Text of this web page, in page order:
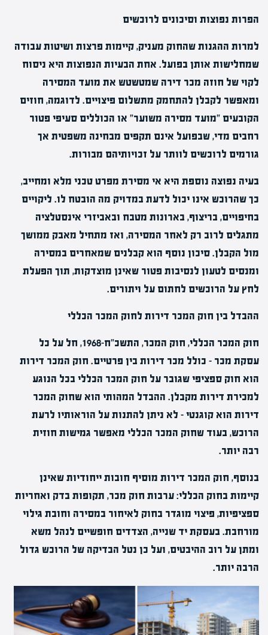
הפרות נפוצות וסיכונים לרוכשים
למרות ההגנות שהחוק מעניק, קיימות פרצות ושיטות עבודה
שמחלישות אותן בפועל. אחת הבעיות הנפוצות היא ניסוח
לקוי של חוזה מכר דירה שמטשטש את מועד המסירה
ומאפשר לקבלן להתחמק מתשלום פיצויים. לדוגמה, חוזים
הקובעים "מועד מסירה משוער" או הכוללים סעיפי פטור
רחבים מדי, שבפועל אינם תקפים מבחינה משפטית אך
גורמים לרוכשים לוותר על זכויותיהם מבורות.
בעיה נפוצה נוספת היא אי מסירת מפרט טכני מלא ומחייב,
כך שהרוכש אינו יכול לדעת במדויק מה הובטח לו. ליקויים
בחיפויים, בריצוף, בארונות מטבח ובאביזרי אינסטלציה
מתגלים לרוב רק לאחר המסירה, ואז מתחיל מאבק ממושך
מול הקבלן. סיכון נוסף הוא קבלנים שמאחרים במסירה
ומנסים לטעון לנסיבות פטור שאינן מוצדקות, תוך הפעלת
לחץ על הרוכשים לחתום על ויתורים.
ההבדל בין חוק המכר דירות לחוק המכר הכללי
חוק המכר הכללי, חוק המכר, התשכ"ח-1968, חל על כל
עסקת מכר – כולל מכר דירות בין פרטיים. חוק המכר דירות
הוא חוק ספציפי שגובר על חוק המכר הכללי בכל הנוגע
למכירת דירות מקבלן. ההבדל המהותי הוא שחוק המכר
דירות הוא קוגנטי – לא ניתן להתנות על הוראותיו לרעת
הרוכש, בעוד שחוק המכר הכללי מאפשר גמישות חוזית
רבה יותר.
בנוסף, חוק המכר דירות מוסיף חובות ייחודיות שאינן
קיימות בחוק הכללי: ערבות חוק מכר, תקופות בדק ואחריות
ספציפיות, פיצוי מוגדר בחוק לאיחור במסירה וחובת גילוי
מורחבת. בעסקת יד שנייה, הצדדים חופשיים לנהל משא
ומתן על רוב ההיבטים, ועל כן נטל הבדיקה של הרוכש גדול
הרבה יותר.